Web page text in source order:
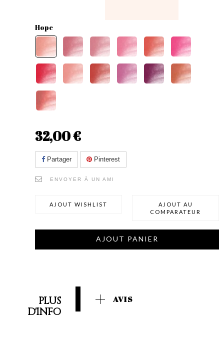
Hope
32,00 €
Partager Pinterest
ENVOYER À UN AMI
AJOUT WISHLIST
AJOUT AU
COMPARATEUR
AJOUT PANIER
PLUS
D'INFO
AVIS